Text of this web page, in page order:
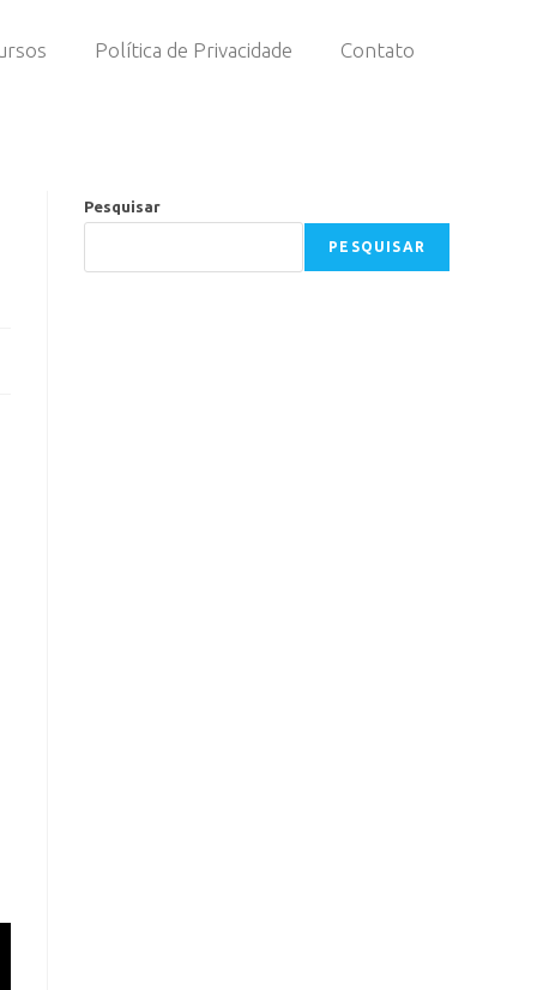
Política de Privacidade Contato
Pesquisar
PESQUISAR